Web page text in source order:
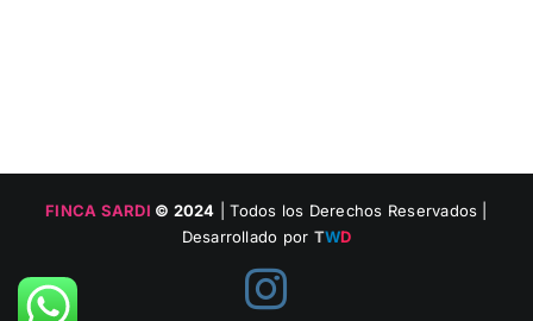
FINCA SARDI © 2024 | Todos los Derechos Reservados |
Desarrollado por TWD
Instagram